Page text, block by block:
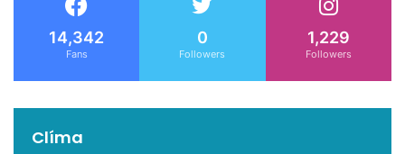
14,342
Fans
0
Followers
1,229
Followers
Clíma